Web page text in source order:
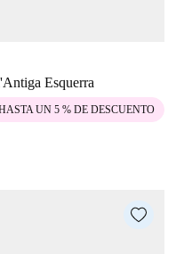
Esquerra
UN 5 % DE DESCUENTO